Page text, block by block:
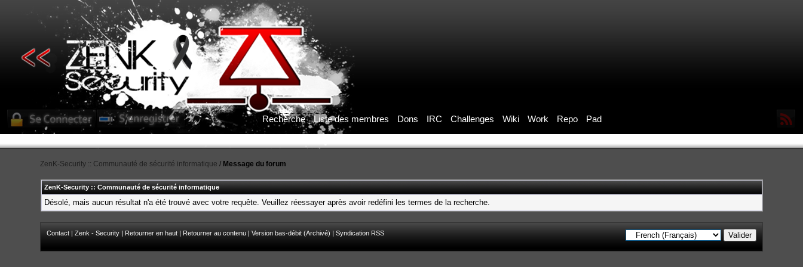
Recherche Liste des membres Dons IRC Challenges Wiki Work Repo Pad
ZenK-Security :: Communauté de sécurité informatique / Message du forum
ZenK-Security :: Communauté de sécurité informatique
Désolé, mais aucun résultat n'a été trouvé avec votre requête. Veuillez réessayer après avoir redéfini les termes de la recherche.
Contact |Zenk - Security | Retourner en haut | Retourner au contenu |Version bas-débit (Archivé) |Syndication RSS